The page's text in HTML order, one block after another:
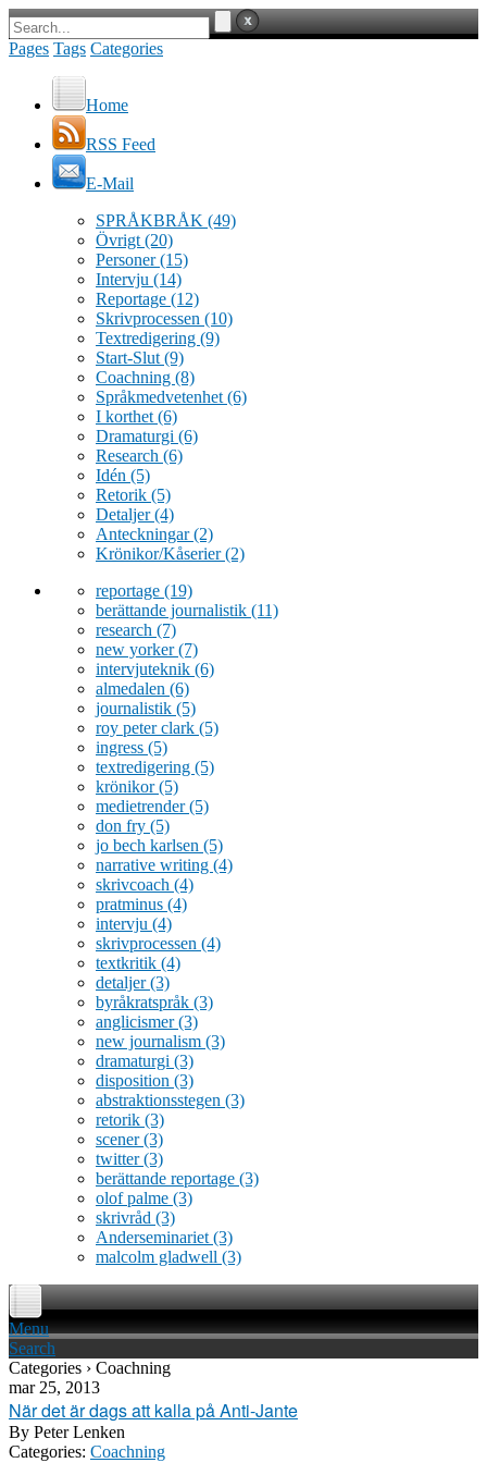
Pages Tags Categories
Home
RSS Feed
E-Mail
SPRÅKBRÅK (49)
Övrigt (20)
Personer(15)
Intervju (14)
Reportage (12)
Skrivprocessen (10)
Textredigering (9)
Start-Slut (9)
Coachning (8)
Språkmedvetenhet (6)
I korthet (6)
Dramaturgi (6)
Research (6)
Idén (5)
Retorik (5)
Detaljer(4)
Anteckningar(2)
Krönikor/Kåserier(2)
reportage (19)
berättande journalistik (11)
research (7)
new yorker(7)
intervjuteknik (6)
almedalen (6)
journalistik (5)
roy peter clark (5)
ingress (5)
textredigering (5)
krönikor(5)
medietrender(5)
don fry (5)
jo bech karlsen (5)
narrative writing (4)
skrivcoach (4)
pratminus (4)
intervju (4)
skrivprocessen (4)
textkritik (4)
detaljer(3)
byråkratspråk (3)
anglicismer(3)
new journalism (3)
dramaturgi (3)
disposition (3)
abstraktionsstegen (3)
retorik (3)
scener(3)
twitter(3)
berättande reportage (3)
olof palme (3)
skrivråd (3)
Anderseminariet (3)
malcolm gladwell (3)
Menu
Search
Categories › Coachning
mar 25, 2013
När det är dags att kalla på Anti-Jante
By Peter Lenken
Categories: Coachning